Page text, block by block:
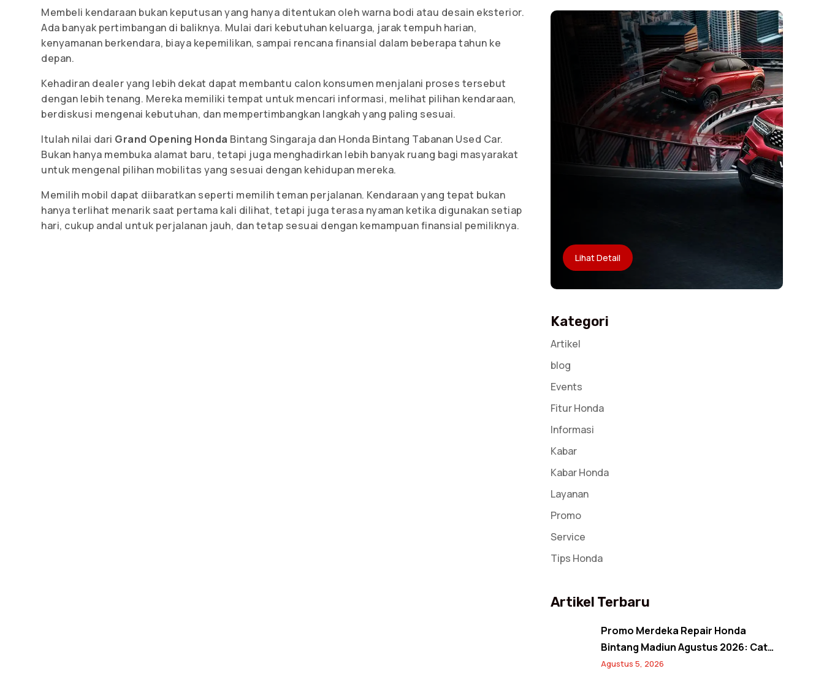
Membeli kendaraan bukan keputusan yang hanya ditentukan oleh warna bodi atau desain eksterior.
Ada banyak pertimbangan di baliknya. Mulai dari kebutuhan keluarga, jarak tempuh harian,
kenyamanan berkendara, biaya kepemilikan, sampai rencana finansial dalam beberapa tahun ke
depan.
Kehadiran dealer yang lebih dekat dapat membantu calon konsumen menjalani proses tersebut
dengan lebih tenang. Mereka memiliki tempat untuk mencari informasi, melihat pilihan kendaraan,
berdiskusi mengenai kebutuhan, dan mempertimbangkan langkah yang paling sesuai.
Itulah nilai dari Grand Opening Honda Bintang Singaraja dan Honda Bintang Tabanan Used Car.
Bukan hanya membuka alamat baru, tetapi juga menghadirkan lebih banyak ruang bagi masyarakat
untuk mengenal pilihan mobilitas yang sesuai dengan kehidupan mereka.
Memilih mobil dapat diibaratkan seperti memilih teman perjalanan. Kendaraan yang tepat bukan
hanya terlihat menarik saat pertama kali dilihat, tetapi juga terasa nyaman ketika digunakan setiap
hari, cukup andal untuk perjalanan jauh, dan tetap sesuai dengan kemampuan finansial pemiliknya.
Lihat Detail
Kategori
Artikel
blog
Events
Fitur Honda
Informasi
Kabar
Kabar Honda
Layanan
Promo
Service
Tips Honda
Artikel Terbaru
Promo Merdeka Repair Honda
Bintang Madiun Agustus 2026: Cat
Full Body Mulai 12 Jutaan, Diskon Cat
Agustus 5, 2026